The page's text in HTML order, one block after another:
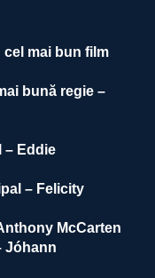
cel mai bun film
bună regie –
– Eddie
– Felicity
McCarten
Jóhann